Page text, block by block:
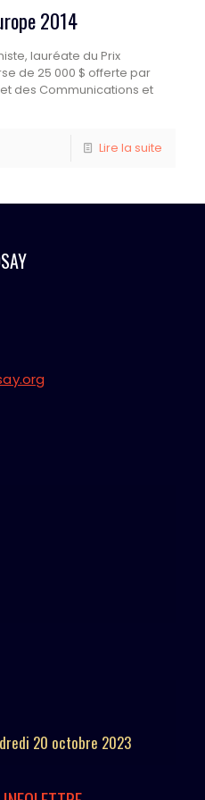
2014
lauréate du Prix
de 25 000 $ offerte par
des Communications et
Lire la suite
20 octobre 2023